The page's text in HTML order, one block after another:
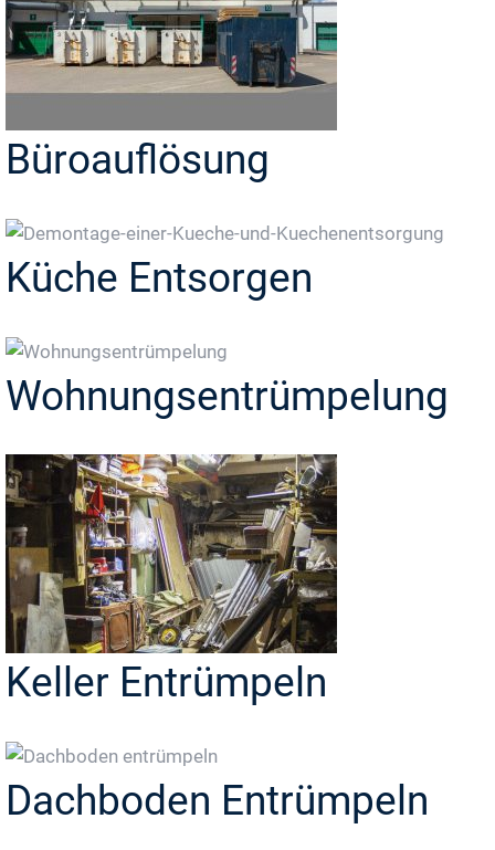
Büroauflösung
Küche Entsorgen
Wohnungsentrümpelung
Keller Entrümpeln
Dachboden Entrümpeln